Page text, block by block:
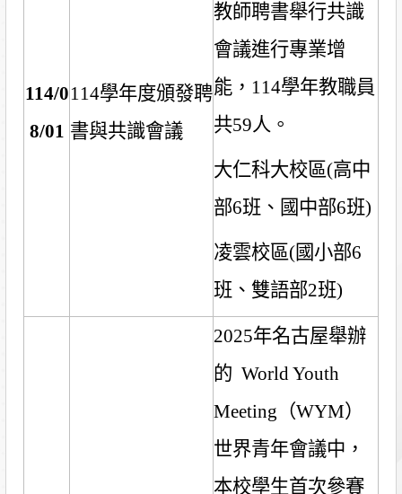
114/0
8/01
114學年度頒發聘
書與共識會議
教師聘書舉行共識
會議進行專業增
能， 114學年教職員
共59人。
大仁科大校區(高中
部6班、國中部6班)
凌雲校區(國小部6
班、雙語部2班)
2025年名古屋舉辦
的 World Youth
Meeting （WYM）
世界青年會議中，
本校學生首次參賽